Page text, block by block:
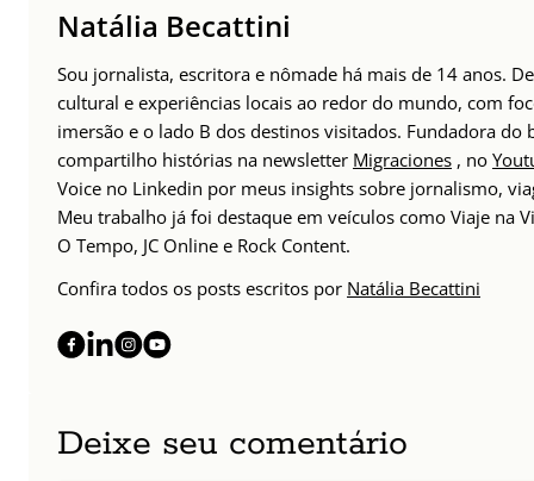
Natália Becattini
Sou jornalista, escritora e nômade há mais de 14 anos.
cultural e experiências locais ao redor do mundo, com
imersão e o lado B dos destinos visitados. Fundadora
compartilho histórias na newsletter Migraciones , no
Voice no Linkedin por meus insights sobre jornalismo,
Meu trabalho já foi destaque em veículos como Viaje na
O Tempo, JC Online e Rock Content.
Confira todos os posts escritos por Natália Becattini
Deixe seu comentário